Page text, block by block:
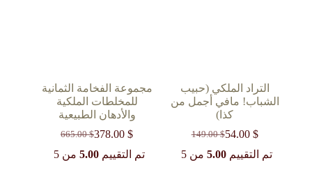
التراد الملكي (حبيب
الشباب! مافي أجمل من
كذا)
149.00$
السعر
الأصلي
54.00 $
السعر
الحالي تم التقييم 5.00من 5
مجموعة الفخامة الثمانية
للمخلطات الملكية
والأدهان الطبيعية
665.00$
السعر
الأصلي
378.00$
السعر
الحاليتم التقييم5.00 من 5